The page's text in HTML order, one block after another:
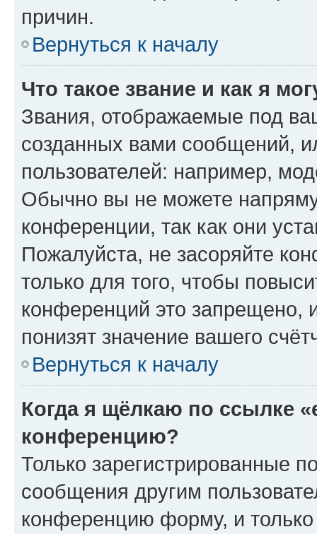
причин.
Вернуться к началу
Что такое звание и как я
Звания, отображаемые под
созданных вами сообщений,
пользователей: например,
Обычно вы не можете
конференции, так как они
Пожалуйста, не засоряйте
только для того, чтобы
конференций это запрещено,
понизят значение вашего
Вернуться к началу
Когда я щёлкаю по ссылке
конференцию?
Только зарегистрированные
сообщения другим
конференцию форму, и